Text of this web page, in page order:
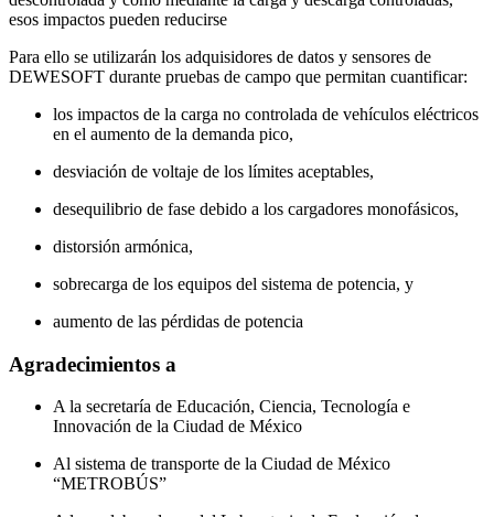
esos impactos pueden reducirse
Para ello se utilizarán los adquisidores de datos y sensores de
DEWESOFT durante pruebas de campo que permitan cuantificar:
los impactos de la carga no controlada de vehículos eléctricos
en el aumento de la demanda pico,
desviación de voltaje de los límites aceptables,
desequilibrio de fase debido a los cargadores monofásicos,
distorsión armónica,
sobrecarga de los equipos del sistema de potencia, y
aumento de las pérdidas de potencia
Agradecimientos a
A la secretaría de Educación, Ciencia, Tecnología e
Innovación de la Ciudad de México
Al sistema de transporte de la Ciudad de México
“METROBÚS”